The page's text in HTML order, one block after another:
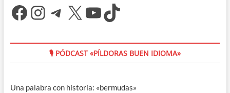
Facebook
Instagram
Telegram
X YouTube
TikTok
🎙 PÓDCAST «PÍLDORAS BUEN IDIOMA»
Una palabra con historia: «bermudas»